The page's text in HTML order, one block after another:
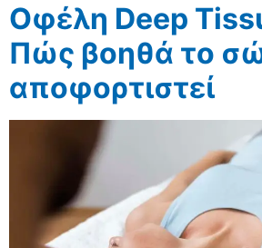
Οφέλη Deep
Πώς βοηθά το
αποφορτιστεί